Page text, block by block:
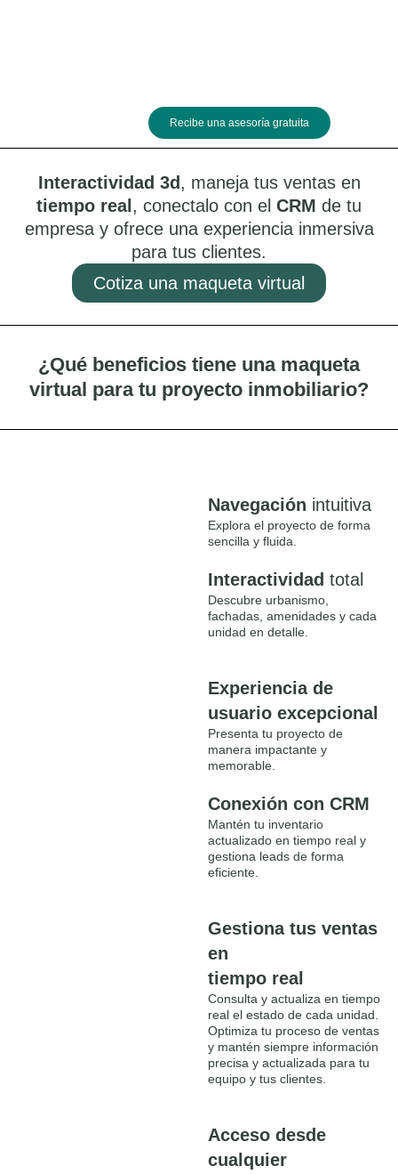
Recibe una asesoría gratuita
Interactividad 3d , maneja tus ventas en
tiempo real , conectalo con el CRM de tu
empresa y ofrece una experiencia inmersiva
para tus clientes.
Cotiza una maqueta virtual
¿Qué beneficios tiene una maqueta
virtual para tu proyecto inmobiliario?
Navegación intuitiva
Explora el proyecto de forma
sencilla y fluida.
Interactividad total
Descubre urbanismo,
fachadas, amenidades y cada
unidad en detalle.
Experiencia de
usuario excepcional
Presenta tu proyecto de
manera impactante y
memorable.
Conexión con CRM
Mantén tu inventario
actualizado en tiempo real y
gestiona leads de forma
eficiente.
Gestiona tus ventas
en
tiempo real
Consulta y actualiza en tiempo
real el estado de cada unidad.
Optimiza tu proceso de ventas
y mantén siempre información
precisa y actualizada para tu
equipo y tus clientes.
Acceso desde
cualquier